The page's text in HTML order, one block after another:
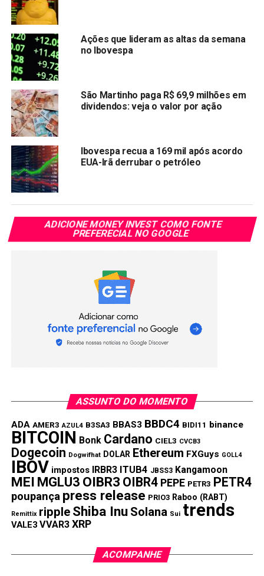
UGPA3
COGN3
BPAN4
-7.73%
R$ 12,88
PCAR3
Compartilhar:
Copy
Link
WhatsApp
TÓPICOS RELACIONADOS: BEEF3 BPAN4 IBOV
LWSA3
MRFG3 RDOR3
PRÓXIMA:
Petroleira 3R movimenta R$2,4 bi em oferta de
ações
Ações que lideram as altas da semana
no Ibovespa
São Martinho paga R$ 69,9 milhões em
dividendos: veja o valor por ação
Ibovespa recua a 169 mil após acordo
EUA-Irã derrubar o petróleo
ADICIONE MONEY INVEST COMO FONTE
PREFERECIAL NO GOOGLE
ASSUNTO DO MOMENTO
ADA AMER3 AZUL4 B3SA3 BBAS3 BBDC4 BIDI11 binance
BITCOIN Bonk Cardano CIEL3 CVCB3
Dogecoin Dogwifhat DOLAR Ethereum FXGuys GOLL4
IBOV impostos IRBR3 ITUB4 JBSS3 Kangamoon
MEI MGLU3 OIBR3 OIBR4 PEPE PETR3 PETR4
poupança press release PRIO3 Raboo (RABT)
Remittix ripple Shiba Inu Solana Sui trends
VALE3 VVAR3 XRP
ACOMPANHE